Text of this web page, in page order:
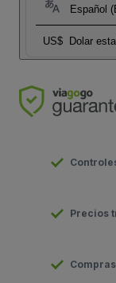
Español
US$ Dolar
Precios